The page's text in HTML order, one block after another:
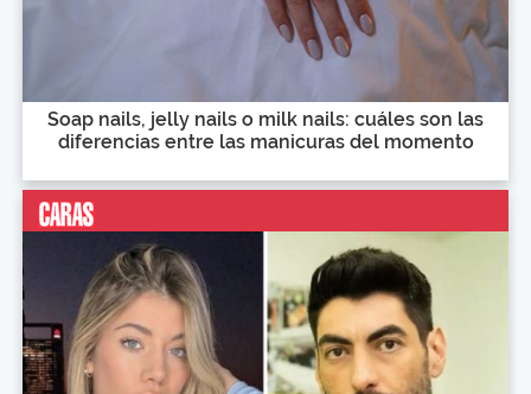
Soap nails, jelly nails o milk nails: cuáles son las
diferencias entre las manicuras del momento